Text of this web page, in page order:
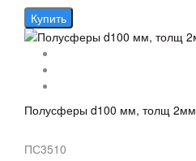
Купить
Полусферы d100 мм, толщ 2мм
ПС3510